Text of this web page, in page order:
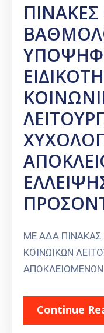
ΜΕ ΑΔΑ
ΚΟΙΝΩΙΚΩΝ
ΑΠΟΚΛΕΙΟΜΕΝΩΝ
Continue